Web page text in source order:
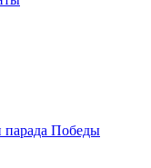
парада Победы